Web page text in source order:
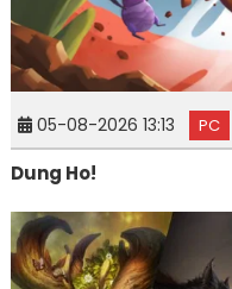
05-08-2026 13:13 PC
Dung Ho!